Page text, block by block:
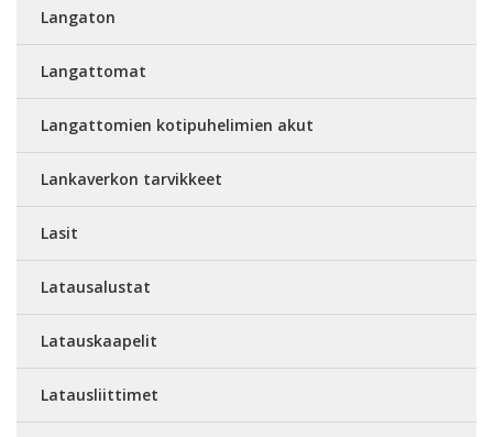
Langaton
Langattomat
Langattomien kotipuhelimien akut
Lankaverkon tarvikkeet
Lasit
Latausalustat
Latauskaapelit
Latausliittimet